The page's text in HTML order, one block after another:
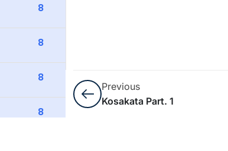
8
8
8
8
Previous
Kosakata Part. 1